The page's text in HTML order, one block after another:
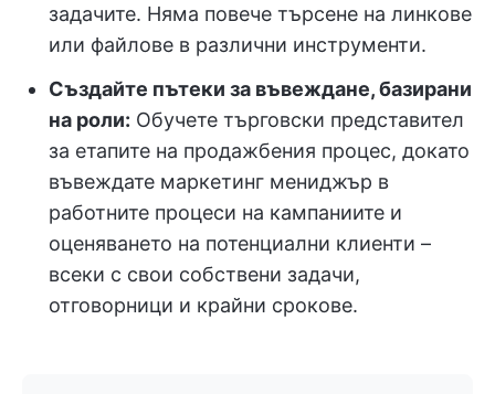
задачите. Няма повече търсене на линкове
или файлове в различни инструменти.
Създайте пътеки за въвеждане, базирани
на роли: Обучете търговски представител
за етапите на продажбения процес, докато
въвеждате маркетинг мениджър в
работните процеси на кампаниите и
оценяването на потенциални клиенти –
всеки с свои собствени задачи,
отговорници и крайни срокове.